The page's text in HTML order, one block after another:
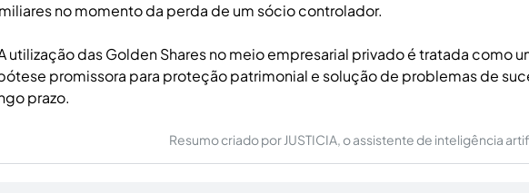
no momento da perda de um sócio controlador.
utilização das Golden Shares no meio empresarial privado é tratada como
promissora para proteção patrimonial e solução de problemas de
prazo.
Resumo criado por JUSTICIA, o assistente de inteligência